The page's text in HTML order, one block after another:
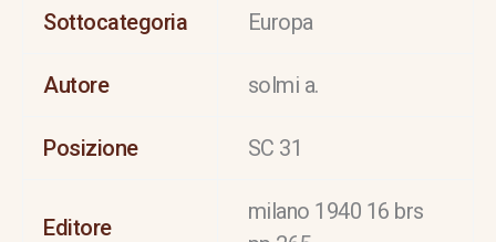
Sottocategoria Europa
Autore solmi a.
Posizione SC 31
Editore
milano 1940 16 brs